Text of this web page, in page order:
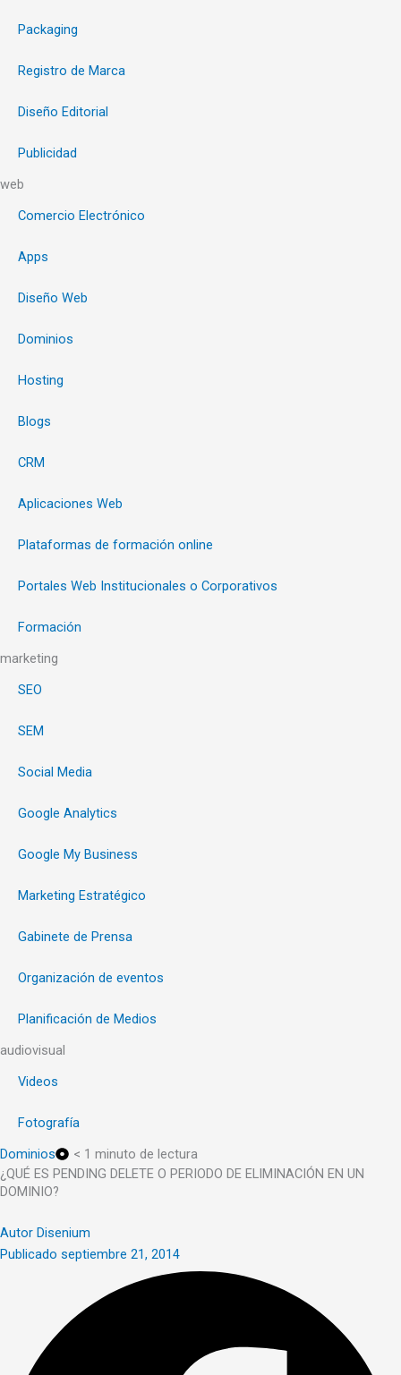
Packaging
Registro de Marca
Diseño Editorial
Publicidad
web
Comercio Electrónico
Apps
Diseño Web
Dominios
Hosting
Blogs
CRM
Aplicaciones Web
Plataformas de formación online
Portales Web Institucionales o Corporativos
Formación
marketing
SEO
SEM
Social Media
Google Analytics
Google My Business
Marketing Estratégico
Gabinete de Prensa
Organización de eventos
Planificación de Medios
audiovisual
Videos
Fotografía
Dominios
< 1 minuto de lectura
¿QUÉ ES PENDING DELETE O PERIODO DE ELIMINACIÓN EN UN
DOMINIO?
Autor Disenium
Publicado septiembre 21, 2014